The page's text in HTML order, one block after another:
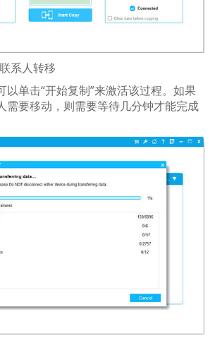
系人转移
以单击“开始复制”来激活该过程。如果
需要移动，则需要等待几分钟才能完成